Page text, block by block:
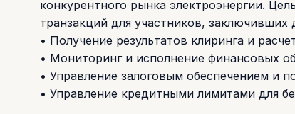
конкурентного рынка электроэнергии.
транзакций для участников,
• Получение результатов клиринга и
• Мониторинг и исполнение финансовых
• Управление залоговым обеспечением и
• Управление кредитными лимитами для